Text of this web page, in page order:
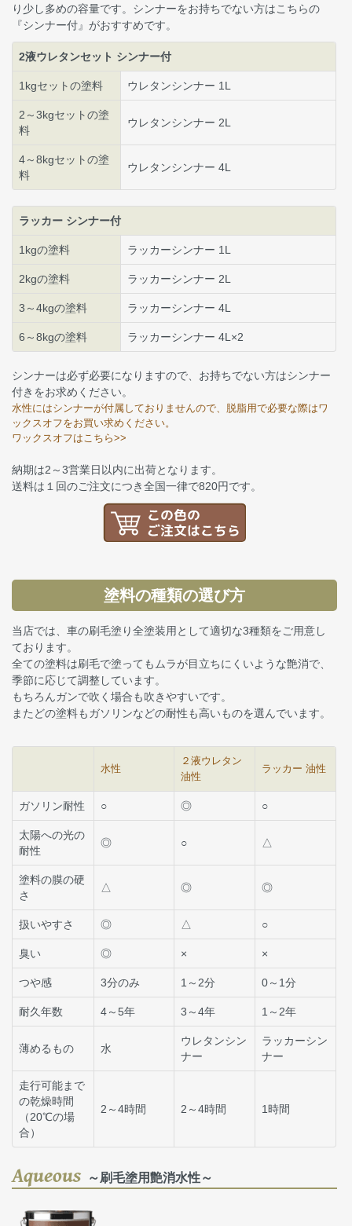
り少し多めの容量です。シンナーをお持ちでない方はこちらの
『シンナー付』がおすすめです。
2液ウレタンセット シンナー付
1kgセットの塗料 ウレタンシンナー 1L
2～3kgセットの塗
料
ウレタンシンナー 2L
4～8kgセットの塗
料
ウレタンシンナー 4L
ラッカー シンナー付
1kgの塗料 ラッカーシンナー 1L
2kgの塗料 ラッカーシンナー 2L
3～4kgの塗料 ラッカーシンナー 4L
6～8kgの塗料 ラッカーシンナー 4L×2
シンナーは必ず必要になりますので、お持ちでない方はシンナー
付きをお求めください。
水性にはシンナーが付属しておりませんので、脱脂用で必要な際はワ
ックスオフをお買い求めください。
ワックスオフはこちら>>
納期は2～3営業日以内に出荷となります。
送料は１回のご注文につき全国一律で820円です。
塗料の種類の選び方
当店では、車の刷毛塗り全塗装用として適切な3種類をご用意し
ております。
全ての塗料は刷毛で塗ってもムラが目立ちにくいような艶消で、
季節に応じて調整しています。
もちろんガンで吹く場合も吹きやすいです。
またどの塗料もガソリンなどの耐性も高いものを選んでいます。
水性
２液ウレタン
油性
ラッカー 油性
ガソリン耐性 ○ ◎ ○
太陽への光の
耐性
◎ ○ △
塗料の膜の硬
さ
△ ◎ ◎
扱いやすさ ◎ △ ○
臭い ◎ × ×
つや感 3分のみ 1～2分 0～1分
耐久年数 4～5年 3～4年 1～2年
薄めるもの 水
ウレタンシン
ナー
ラッカーシン
ナー
走行可能まで
の乾燥時間
（20℃の場
合）
2～4時間 2～4時間 1時間
Aqueous ～刷毛塗用艶消水性～